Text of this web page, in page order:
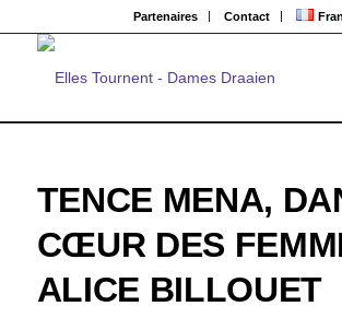
Partenaires Contact
TENCE MENA,
CŒUR DES
ALICE BILLOUET